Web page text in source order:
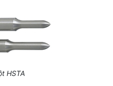
HSTA